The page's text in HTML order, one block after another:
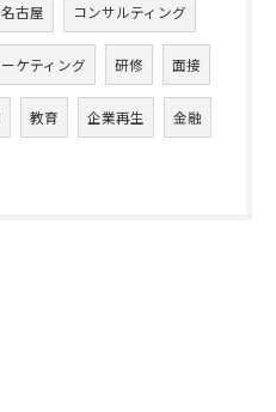
名古屋 コンサルティング
ケティング 研修 面接
教育 企業再生 金融